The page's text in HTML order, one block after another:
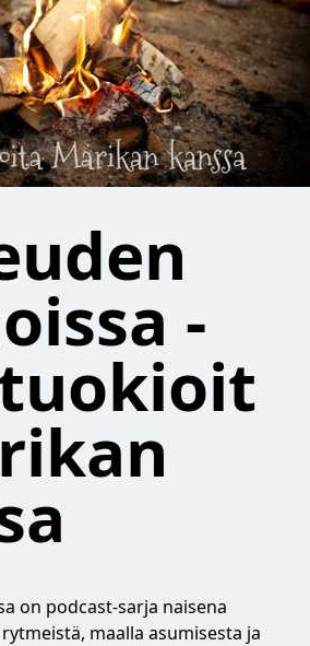
-
on podcast-sarja naisena
maalla asumisesta ja